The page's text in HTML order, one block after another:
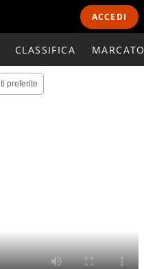
ACCEDI
CLASSIFICA
preferite